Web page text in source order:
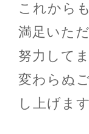
これから
満足いた
努力して
変わらぬ
し上げます